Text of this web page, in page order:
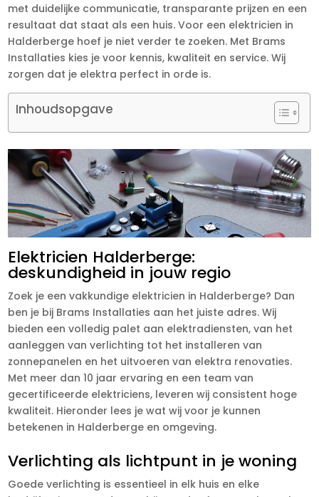
met duidelijke communicatie, transparante prijzen en een
resultaat dat staat als een huis. Voor een elektricien in
Halderberge hoef je niet verder te zoeken. Met Brams
Installaties kies je voor kennis, kwaliteit en service. Wij
zorgen dat je elektra perfect in orde is.
Inhoudsopgave
Elektricien Halderberge:
deskundigheid in jouw regio
Zoek je een vakkundige elektricien in Halderberge? Dan
ben je bij Brams Installaties aan het juiste adres. Wij
bieden een volledig palet aan elektradiensten, van het
aanleggen van verlichting tot het installeren van
zonnepanelen en het uitvoeren van elektra renovaties.
Met meer dan 10 jaar ervaring en een team van
gecertificeerde elektriciens, leveren wij consistent hoge
kwaliteit. Hieronder lees je wat wij voor je kunnen
betekenen in Halderberge en omgeving.
Verlichting als lichtpunt in je woning
Goede verlichting is essentieel in elk huis en elke